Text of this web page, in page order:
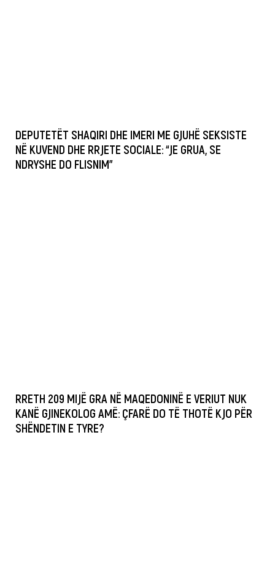
DEPUTETËT SHAQIRI DHE IMERI ME GJUHË SEKSISTE
NË KUVEND DHE RRJETE SOCIALE: “JE GRUA, SE
NDRYSHE DO FLISNIM”
RRETH 209 MIJË GRA NË MAQEDONINË E VERIUT NUK
KANË GJINEKOLOG AMË: ÇFARË DO TË THOTË KJO PËR
SHËNDETIN E TYRE?